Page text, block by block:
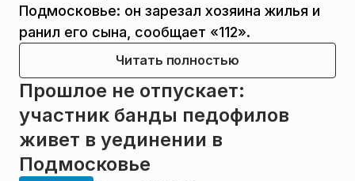
Подмосковье: он зарезал хозяина жилья и
ранил его сына, сообщает «112».
Читать полностью
Прошлое не отпускает:
участник банды педофилов
живет в уединении в
Подмосковье